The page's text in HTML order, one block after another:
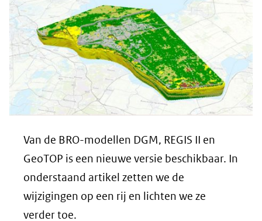
Van de BRO-modellen DGM, REGIS II en
GeoTOP is een nieuwe versie beschikbaar. In
onderstaand artikel zetten we de
wijzigingen op een rij en lichten we ze
verder toe.